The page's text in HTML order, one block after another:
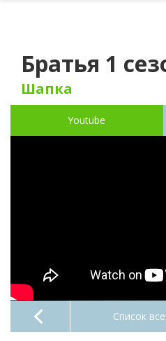
Братья 1
Шапка
Youtube
Список